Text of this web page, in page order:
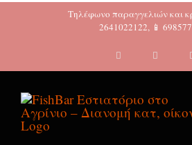
Tηλέφωνο παραγγελιών και
2641022122, 📱